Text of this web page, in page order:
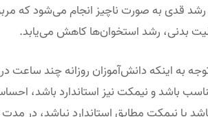
رشد قدی به صورت ناچیز انجام می‌شود
بدنی، رشد استخوان‌ها کاهش می‌یابد.
به اینکه دانش‌آموزان روزانه چند
باشد و نیمکت نیز استاندارد باشد،
یا نیمکت مطابق استاندارد نباشد، در